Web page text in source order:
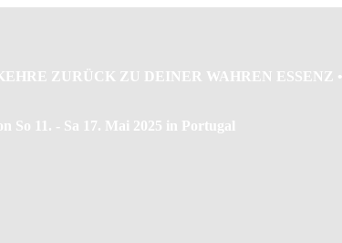
ZURÜCK ZU DEINER WAHREN ESSENZ •
So 11. - Sa 17. Mai 2025 in Portugal